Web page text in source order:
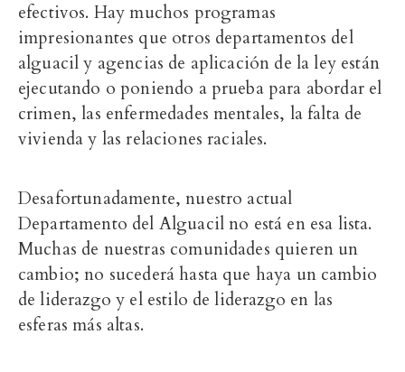
efectivos. Hay muchos programas
impresionantes que otros departamentos del
alguacil y agencias de aplicación de la ley están
ejecutando o poniendo a prueba para abordar el
crimen, las enfermedades mentales, la falta de
vivienda y las relaciones raciales.
Desafortunadamente, nuestro actual
Departamento del Alguacil no está en esa lista.
Muchas de nuestras comunidades quieren un
cambio; no sucederá hasta que haya un cambio
de liderazgo y el estilo de liderazgo en las
esferas más altas.